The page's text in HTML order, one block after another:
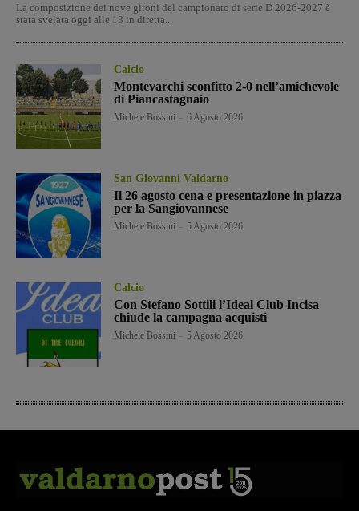
La composizione dei nove gironi del campionato di serie D 2026-2027 è
stata svelata oggi alle 13 in diretta...
Calcio
Montevarchi sconfitto 2-0 nell’amichevole
di Piancastagnaio
Michele Bossini 6 Agosto 2026
San Giovanni Valdarno
Il 26 agosto cena e presentazione in piazza
per la Sangiovannese
Michele Bossini 5 Agosto 2026
Calcio
Con Stefano Sottili l’Ideal Club Incisa
chiude la campagna acquisti
Michele Bossini 5 Agosto 2026